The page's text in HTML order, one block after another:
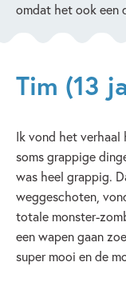
omdat het ook een
Tim (13
Ik vond het verhaal
soms grappige
was heel grappig.
weggeschoten,
totale monster-
een wapen gaan
super mooi en de